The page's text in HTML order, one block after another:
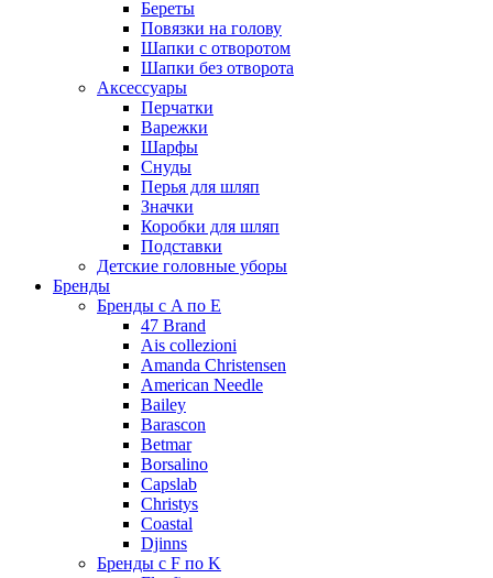
Береты
Повязки на голову
Шапки с отворотом
Шапки без отворота
Аксессуары
Перчатки
Варежки
Шарфы
Снуды
Перья для шляп
Значки
Коробки для шляп
Подставки
Детские головные уборы
Бренды
Бренды с A по E
47 Brand
Ais collezioni
Amanda Christensen
American Needle
Bailey
Barascon
Betmar
Borsalino
Capslab
Christys
Coastal
Djinns
Бренды с F по K